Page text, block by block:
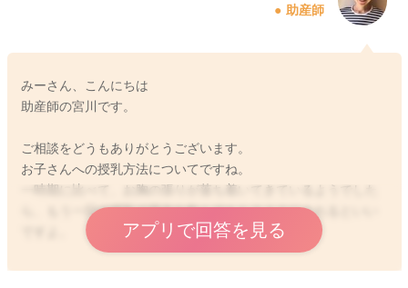
助産師
みーさん、こんにちは
助産師の宮川です。
ご相談をどうもありがとうございます。
お子さんへの授乳方法についてですね。
一時期に比べて、お胸の張りが落ち着いてきているようでした
ら、もう一回の授乳で両方を飲んでもらうようにされるといい
書かれているように、片方ずつの授乳が続くことで、さらに分
アプリで回答を見る